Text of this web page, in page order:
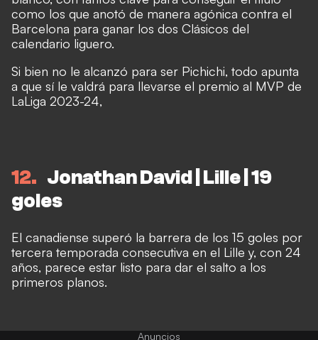
como los que anotó de manera agónica contra el
Barcelona para ganar los dos Clásicos del
calendario liguero.
Si bien no le alcanzó para ser Pichichi, todo apunta
a que sí le valdrá para llevarse el premio al MVP de
LaLiga 2023-24,
12
Jonathan David | Lille | 19
goles
El canadiense superó la barrera de los 15 goles por
tercera temporada consecutiva en el Lille y, con 24
años, parece estar listo para dar el salto a los
primeros planos.